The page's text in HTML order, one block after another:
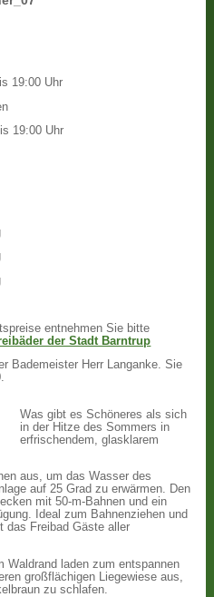
19:00 Uhr
Uhr
entnehmen Sie bitte
der Stadt Barntrup
Bademeister Herr Langanke. Sie
Was gibt es Schöneres als sich
in der Hitze des Sommers in
erfrischendem, glasklarem
aus, um das Wasser des
auf 25 Grad zu erwärmen. Den
mit 50-m-Bahnen und ein
Ideal zum Bahnenziehen und
das Freibad Gäste aller
Waldrand laden zum entspannen
großflächigen Liegewiese aus,
zu schlafen.